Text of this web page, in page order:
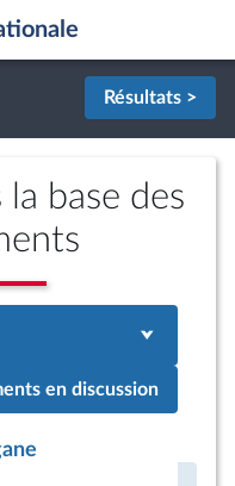
Résultats >
la base des
en discussion